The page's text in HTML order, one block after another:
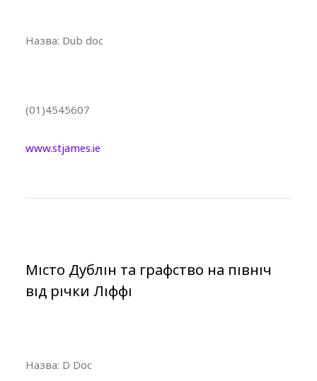
Назва: Dub doc
(01)4545607
www.stjames.ie
Місто Дублін та графство на північ
від річки Ліффі
Назва: D Doc